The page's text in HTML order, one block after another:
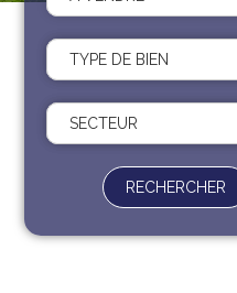
Recrutement
Contact
Documents
TYPE DE BIEN
SECTEUR
RECHERCHER